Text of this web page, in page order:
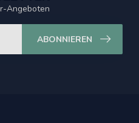
Angeboten
ABONNIEREN